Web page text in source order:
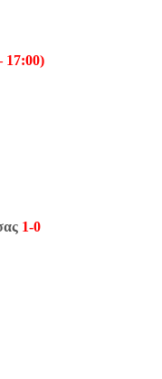
17:00)
1-0